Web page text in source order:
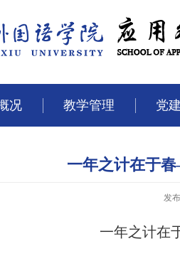
况 教学管理 党
一年之计在于
发
一年之计在